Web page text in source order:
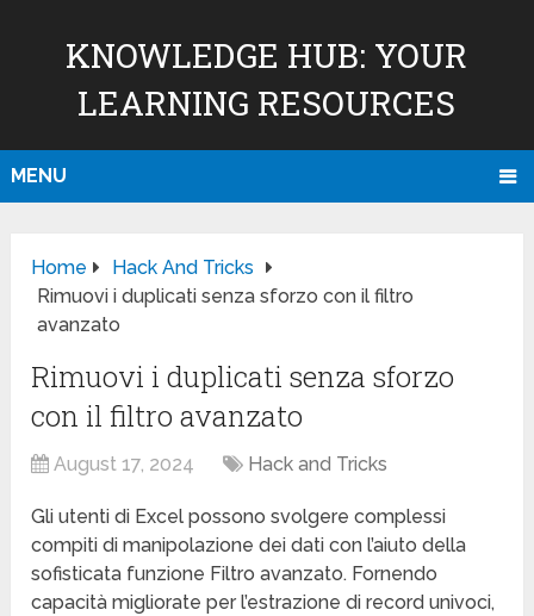
KNOWLEDGE HUB: YOUR
LEARNING RESOURCES
MENU
Home
Hack And Tricks
Rimuovi i duplicati senza sforzo con il filtro
avanzato
Rimuovi i duplicati senza sforzo
con il filtro avanzato
August 17, 2024 Hack and Tricks
Gli utenti di Excel possono svolgere complessi
compiti di manipolazione dei dati con l’aiuto della
sofisticata funzione Filtro avanzato. Fornendo
capacità migliorate per l’estrazione di record univoci,